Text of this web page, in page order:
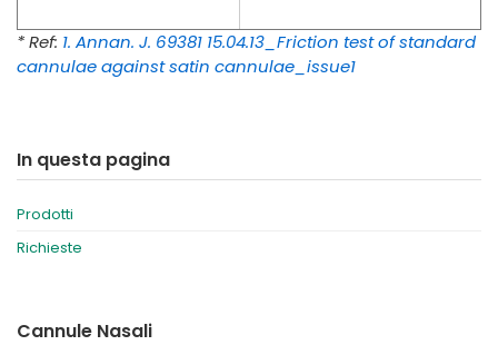
* Ref: 1. Annan. J. 69381 15.04.13_Friction test of standard
cannulae against satin cannulae_issue1
In questa pagina
Prodotti
Richieste
Cannule Nasali